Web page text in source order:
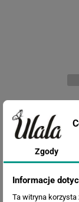
Zgody
Informacje
Ta witryna korzysta